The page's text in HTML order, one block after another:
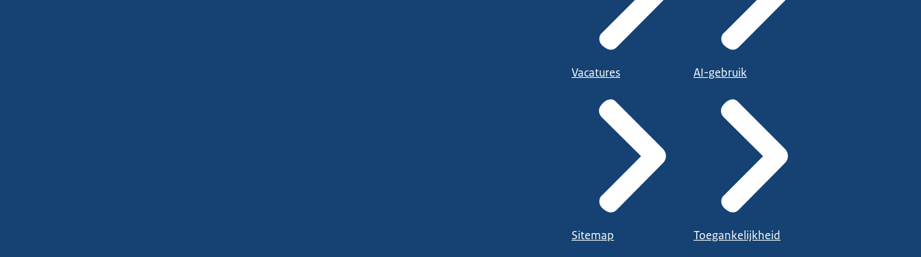
Vacatures
Sitemap
AI-gebruik
Toegankelijkheid